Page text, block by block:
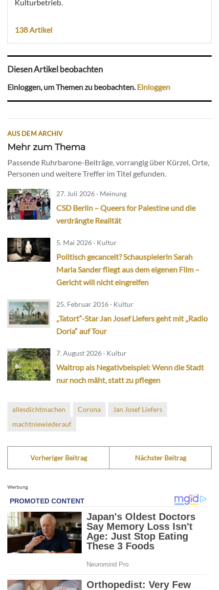
Kulturbetrieb.
138 Artikel
Diesen Artikel beobachten
Einloggen, um Themen zu beobachten.Einloggen
AUS DEM ARCHIV
Mehr zum Thema
Passende Ruhrbarone-Beiträge, vorrangig über Kürzel, Orte,
Personen und weitere Treffer im Titel gefunden.
27. Juli 2026 · Meinung
CSD Berlin – Queers for Palestine und die
verdrängte Realität
5. Mai 2026 · Kultur
Politisch gecancelt? Schauspielerin Sarah
Maria Sander fliegt aus dem eigenen Film –
Gericht will nicht eingreifen
25. Februar 2016 · Kultur
„Tatort“-Star Jan Josef Liefers geht mit „Radio
Doria“ auf Tour
7. August 2026 · Kultur
Waltrop als Negativbeispiel: Wenn die Stadt
nur noch mäht, statt zu pflegen
allesdichtmachen Corona
Jan Josef Liefers
machtniewiederauf
Vorheriger Beitrag Nächster Beitrag
Werbung